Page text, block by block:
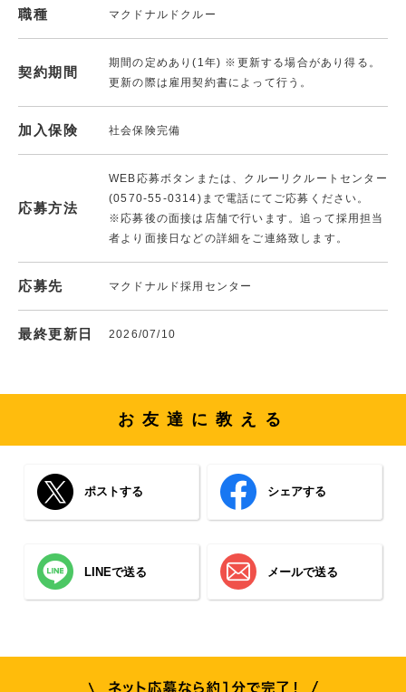
職種 マクドナルドクルー
契約期間
期間の定めあり(1年) ※更新する場合があり得る。
更新の際は雇用契約書によって行う。
加入保険 社会保険完備
応募方法
WEB応募ボタンまたは、クルーリクルートセンター
(0570-55-0314)まで電話にてご応募ください。
※応募後の面接は店舗で行います。追って採用担当
者より面接日などの詳細をご連絡致します。
応募先 マクドナルド採用センター
最終更新日 2026/07/10
お友達に教える
ポストする シェアする
LINEで送る メールで送る